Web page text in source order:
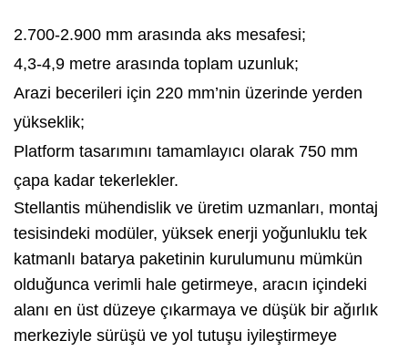
2.700-2.900 mm arasında aks mesafesi;
4,3-4,9 metre arasında toplam uzunluk;
Arazi becerileri için 220 mm’nin üzerinde yerden
yükseklik;
Platform tasarımını tamamlayıcı olarak 750 mm
çapa kadar tekerlekler.
Stellantis mühendislik ve üretim uzmanları, montaj
tesisindeki modüler, yüksek enerji yoğunluklu tek
katmanlı batarya paketinin kurulumunu mümkün
olduğunca verimli hale getirmeye, aracın içindeki
alanı en üst düzeye çıkarmaya ve düşük bir ağırlık
merkeziyle sürüşü ve yol tutuşu iyileştirmeye